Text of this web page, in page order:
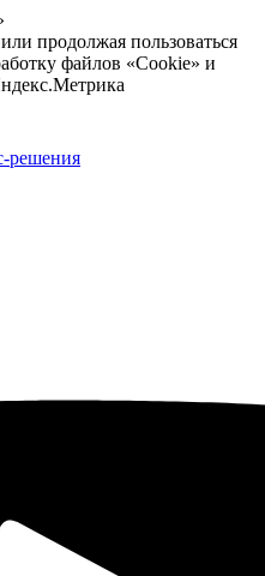
продолжая пользоваться
файлов «Cookie» и
решения